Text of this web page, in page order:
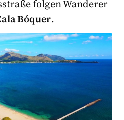
folgen Wanderer
Bóquer.